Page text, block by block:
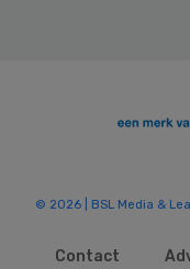
© 2026 | BSL Media &
Contact